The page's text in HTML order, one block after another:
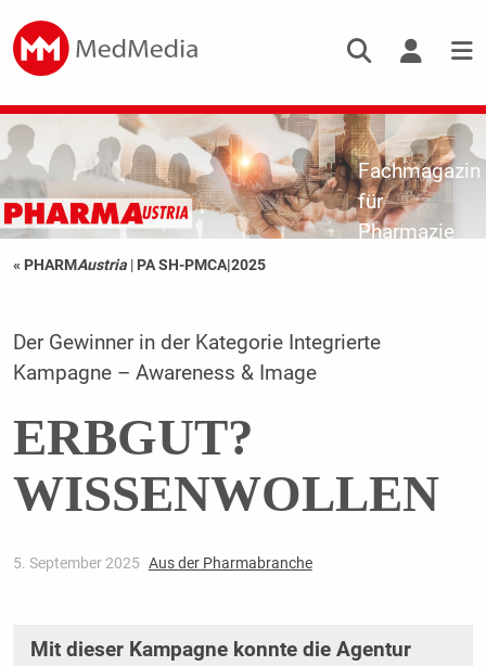
Fachmagazin
für
Pharmazie
« PHARMAustria | PA SH-PMCA|2025
Der Gewinner in der Kategorie Integrierte
Kampagne – Awareness & Image
ERBGUT?
WISSENWOLLEN
5. September 2025 Aus der Pharmabranche
Mit dieser Kampagne konnte die Agentur